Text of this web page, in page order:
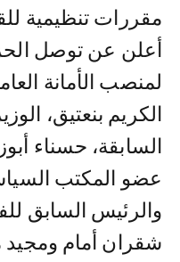
مقررات تنظيمية
لمنصب الأمانة
الكريم بنعتيق،
السابقة، حسناء
عضو المكتب
والرئيس السابق
شقران أمام ومجيد